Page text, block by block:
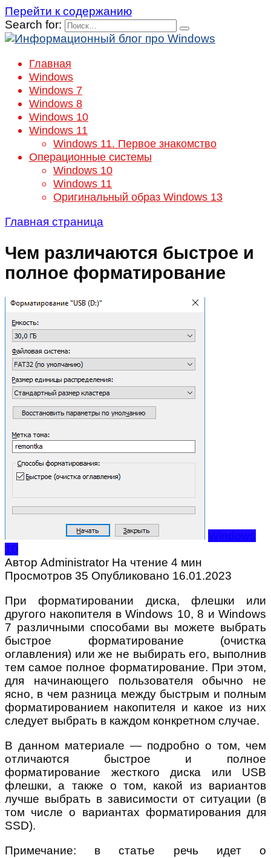
Перейти к содержанию
Search for:
Главная
Windows
Windows 7
Windows 8
Windows 10
Windows 11
Windows 11. Первое знакомство
Операционные системы
Windows 10
Windows 11
Оригинальный образ Windows 13
Главная страница
Чем различаются быстрое и
полное форматирование
Windows
10
Автор Administrator На чтение 4 мин
Просмотров 35 Опубликовано 16.01.2023
При форматировании диска, флешки или
другого накопителя в Windows 10, 8 и Windows
7 различными способами вы можете выбрать
быстрое форматирование (очистка
оглавления) или же не выбирать его, выполнив
тем самое полное форматирование. При этом,
для начинающего пользователя обычно не
ясно, в чем разница между быстрым и полным
форматированием накопителя и какое из них
следует выбрать в каждом конкретном случае.
В данном материале — подробно о том, чем
отличаются быстрое и полное
форматирование жесткого диска или USB
флешки, а также о том, какой из вариантов
лучше выбрать в зависимости от ситуации (в
том числе о вариантах форматирования для
SSD).
Примечание: в статье речь идет о